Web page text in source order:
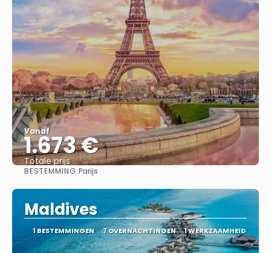
Vanaf
1.673 €
Totale prijs
BESTEMMING:Parijs
Maldives
1 BESTEMMINGEN 7 OVERNACHTINGEN 1 WERKZAAMHEID